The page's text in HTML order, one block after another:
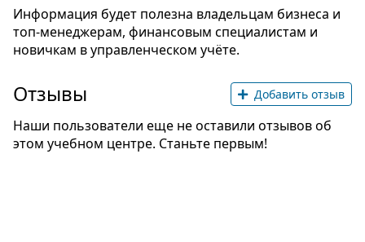
Информация будет полезна владельцам бизнеса и
топ-менеджерам, финансовым специалистам и
новичкам в управленческом учёте.
Отзывы Добавить отзыв
Наши пользователи еще не оставили отзывов об
этом учебном центре. Станьте первым!